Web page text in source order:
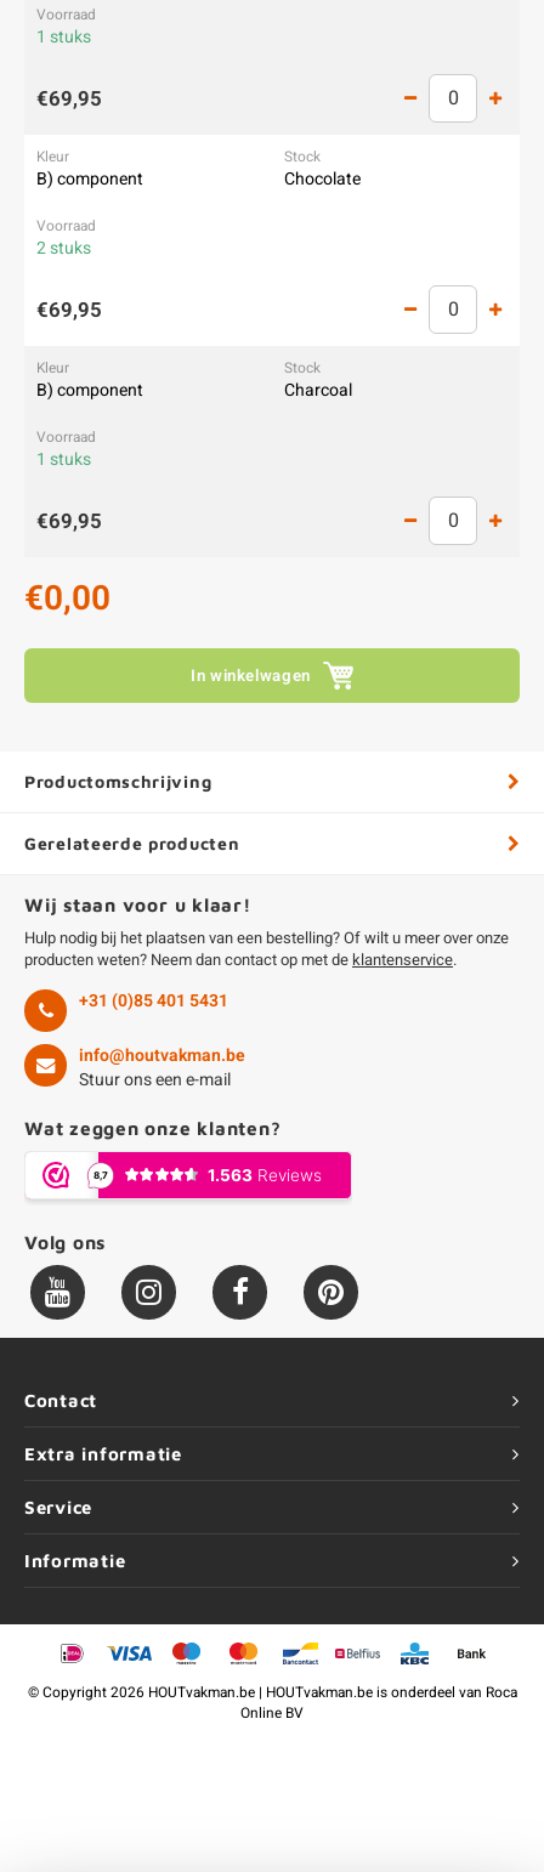
1 stuks
€69,95
B) component Chocolate
2 stuks
€69,95
B) component Charcoal
1 stuks
€69,95
€0,00
In winkelwagen
Productomschrijving
Gerelateerde producten
Wij staan voor u klaar!
Hulp nodig bij het plaatsen van een bestelling? Of wilt u meer over onze
producten weten? Neem dan contact op met de klantenservice.
+31 (0)85 401 5431
info@houtvakman.be
Stuur ons een e-mail
Wat zeggen onze klanten?
Volg ons
Contact
Extra informatie
Service
Informatie
©Copyright2026 HOUTvakman.be | HOUTvakman.be is onderdeel van Roca
Online BV